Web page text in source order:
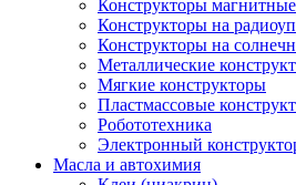
Конструкторы магнитные
Конструкторы на
Конструкторы на
Металлические
Мягкие конструкторы
Пластмассовые
Робототехника
Электронный
Масла и автохимия